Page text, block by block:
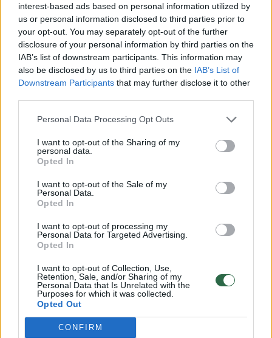
interest-based ads based on personal information utilized by
us or personal information disclosed to third parties prior to
your opt-out. You may separately opt-out of the further
disclosure of your personal information by third parties on the
IAB’s list of downstream participants. This information may
also be disclosed by us to third parties on the IAB’s List of
Downstream Participants that may further disclose it to other
Personal Data Processing Opt Outs
I want to opt-out of the Sharing of my
personal data.
Opted In
I want to opt-out of the Sale of my
Personal Data.
Opted In
I want to opt-out of processing my
Personal Data for Targeted Advertising.
Opted In
I want to opt-out of Collection, Use,
Retention, Sale, and/or Sharing of my
Personal Data that Is Unrelated with the
Purposes for which it was collected.
Opted Out
CONFIRM
Palangoje suviliojo nuoma už 3 eurus, tačiau poilsiautoja
džiaugėsi neilgai.
Skaitytojos nuotr.
Pasakius, kad norėčiau kambario dviem
žmonėms ateinančiam savaitgaliui, teko
išgirsti, kad visi kambariai jau užimti.
suvilioti ne vieną.
Netikėtas savininko pasiūlymas